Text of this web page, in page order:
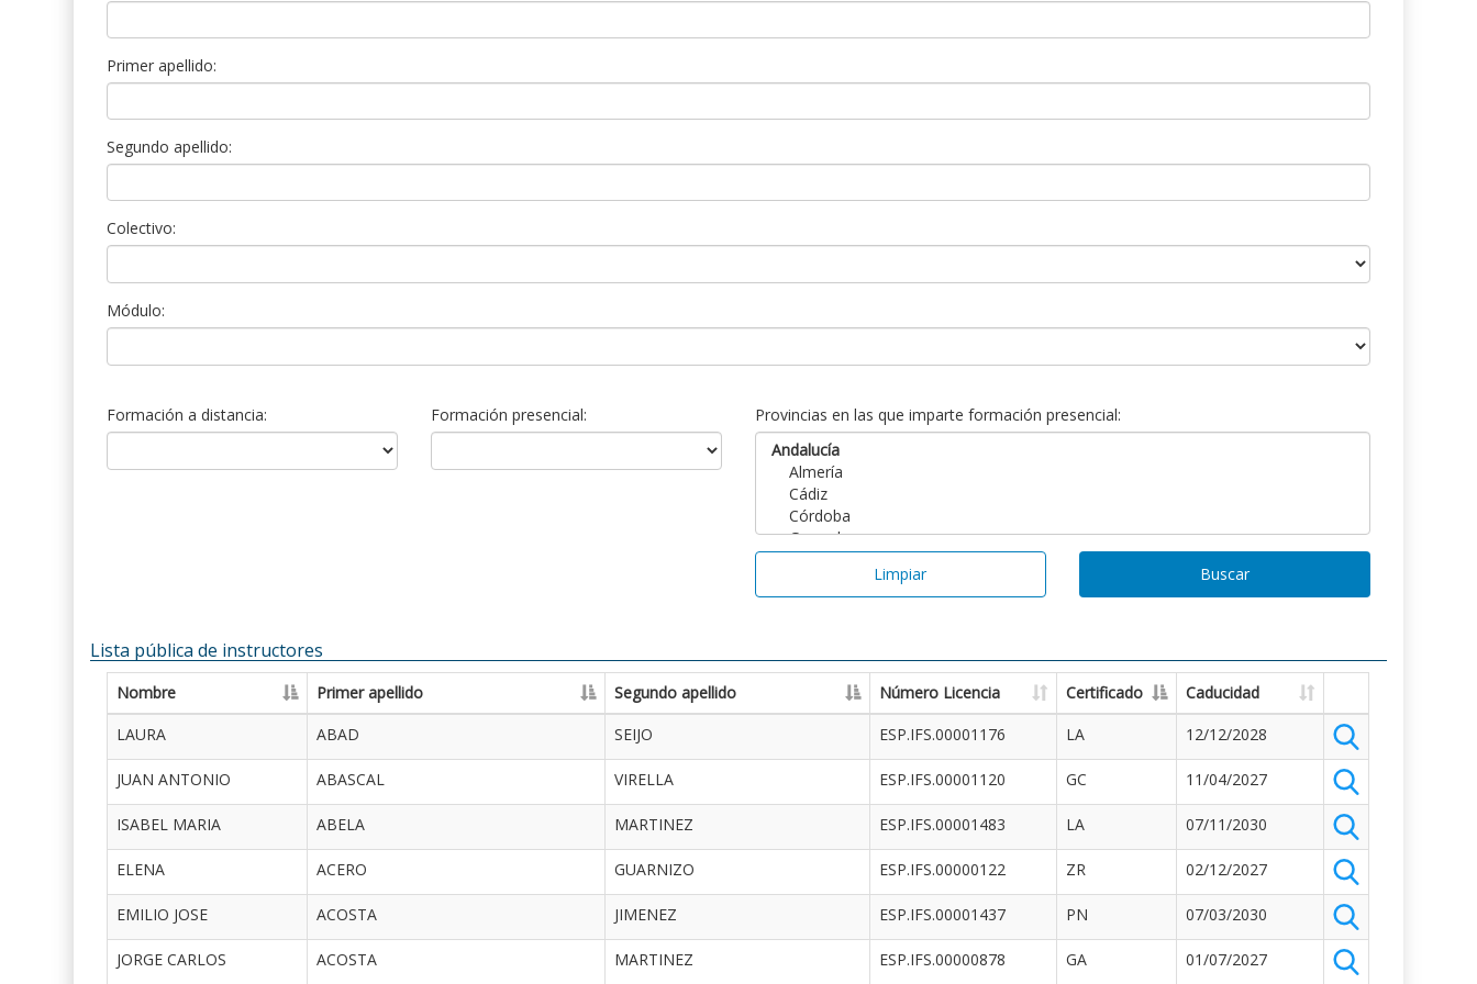
Primer apellido:
Segundo apellido:
Colectivo:
Módulo:
Formación a distancia: Formación presencial: Provincias en las que imparte formación presencial:
Limpiar Buscar
Lista pública de instructores
Nombre Primer apellido Segundo apellido Número Licencia Certificado
Caducidad
LAURA
ABAD SEIJO ESP.IFS.00001176 LA 12/12/2028
JUAN ANTONIO ABASCAL VIRELLA ESP.IFS.00001120 GC 11/04/2027
ISABEL MARIA ABELA MARTINEZ ESP.IFS.00001483 LA 07/11/2030
ELENA ACERO GUARNIZO ESP.IFS.00000122 ZR 02/12/2027
EMILIO JOSE ACOSTA JIMENEZ ESP.IFS.00001437 PN 07/03/2030
JORGE CARLOS ACOSTA MARTINEZ ESP.IFS.00000878 GA 01/07/2027